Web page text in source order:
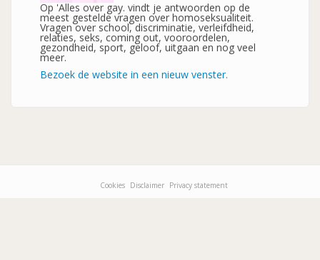
Op ' Alles over gay. vindt je antwoorden op de
meest gestelde vragen over homoseksualiteit.
Vragen over school, discriminatie, verleifdheid,
relaties, seks, coming out, vooroordelen,
gezondheid, sport, geloof, uitgaan en nog veel
meer.
Bezoek de website in een nieuw venster.
Cookies Disclaimer Privacy statement